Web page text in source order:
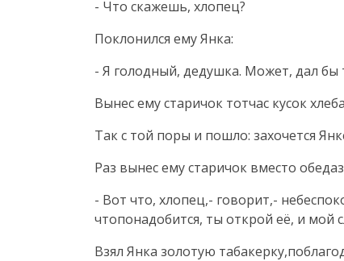
- Что скажешь, хлопец?
Поклонился ему Янка:
- Я голодный, дедушка. Может, дал бы
Вынес ему старичок тотчас кусок
Так с той поры и пошло: захочется
Раз вынес ему старичок вместо
- Вот что, хлопец,- говорит,-
чтопонадобится, ты открой её, и мой
Взял Янка золотую